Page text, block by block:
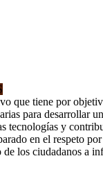
que tiene por
para desarrollar
tecnologías y
en el respeto
los ciudadanos a